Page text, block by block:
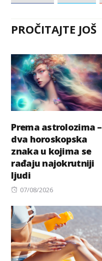
PROČITAJTE JOŠ
Prema astrolozima –
dva horoskopska
znaka u kojima se
rađaju najokrutniji
ljudi
Posted
07/08/2026